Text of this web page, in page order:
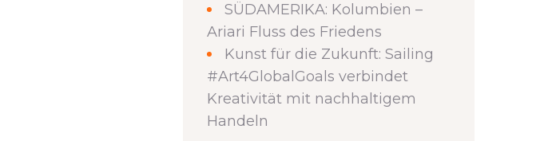
SÜDAMERIKA: Kolumbien –
Ariari Fluss des Friedens
Kunst für die Zukunft: Sailing
#Art4GlobalGoals verbindet
Kreativität mit nachhaltigem
Handeln